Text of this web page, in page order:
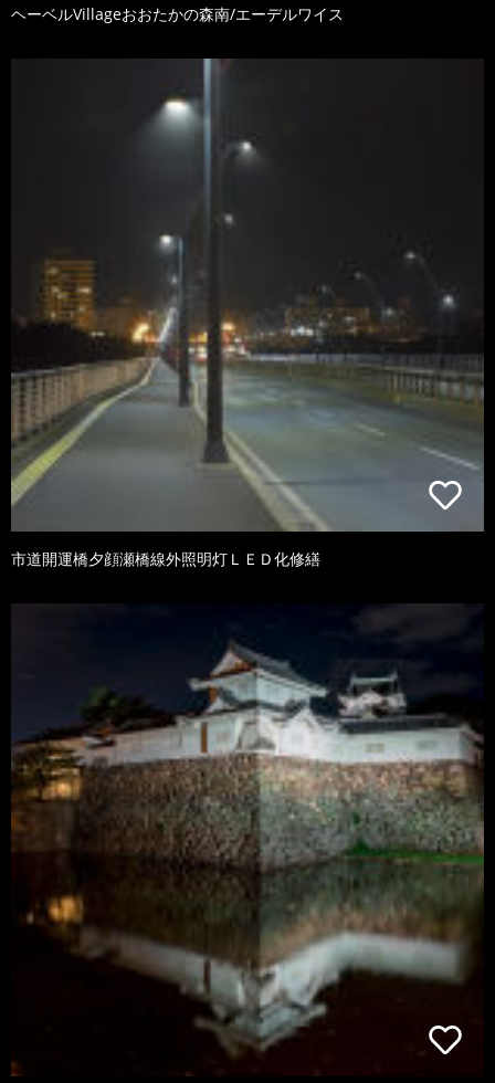
ヘーベルVillageおおたかの森南/エーデルワイス
市道開運橋夕顔瀬橋線外照明灯ＬＥＤ化修繕